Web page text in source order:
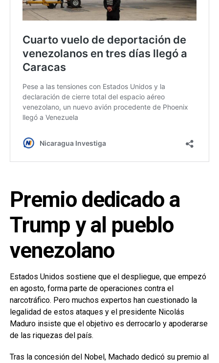
Premio dedicado a
Trump y al pueblo
venezolano
Estados Unidos sostiene que el despliegue, que empezó
en agosto, forma parte de operaciones contra el
narcotráfico. Pero muchos expertos han cuestionado la
legalidad de estos ataques y el presidente Nicolás
Maduro insiste que el objetivo es derrocarlo y apoderarse
de las riquezas del país.
Tras la concesión del Nobel, Machado dedicó su premio al